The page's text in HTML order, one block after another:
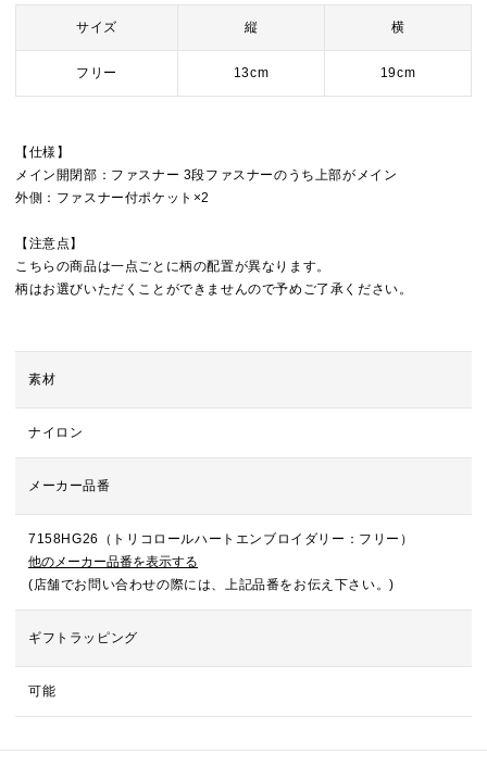
サイズ 縦 横
フリー 13cm 19cm
【仕様】
メイン開閉部：ファスナー 3段ファスナーのうち上部がメイン
外側：ファスナー付ポケット×2
【注意点】
こちらの商品は一点ごとに柄の配置が異なります。
柄はお選びいただくことができませんので予めご了承ください。
素材
ナイロン
メーカー品番
7158HG26（トリコロールハートエンブロイダリー：フリー）
他のメーカー品番を表示する
(店舗でお問い合わせの際には、上記品番をお伝え下さい。)
ギフトラッピング
可能